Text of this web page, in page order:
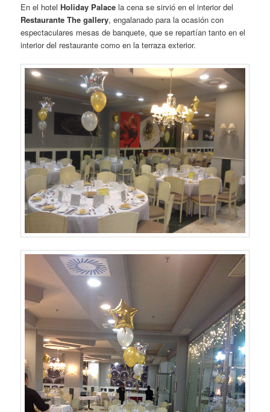
En el hotelHoliday Palace la cena se sirvió en el interior del
Restaurante The gallery, engalanado para la ocasión con
espectaculares mesas de banquete, que se repartían tanto en el
interior del restaurante como en la terraza exterior.